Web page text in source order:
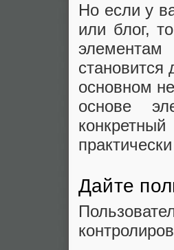
Но если у
или блог,
элементам
основном
основе
Дайте